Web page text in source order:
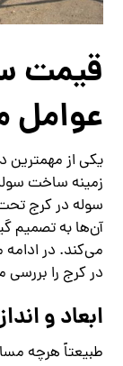
قیمت
عوامل
یکی از مهمترین
زمینه ساخت
سوله در کرج
آن‌ها به تصمیم‌
می‌کند. در
در کرج را بررسی
ابعاد و
طبیعتاً هرچه